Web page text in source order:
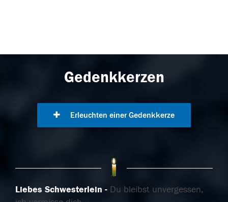
Gedenkkerzen
Erleuchten einer Gedenkkerze
Liebes Schwesterlein
Du bleibst unvergessen,